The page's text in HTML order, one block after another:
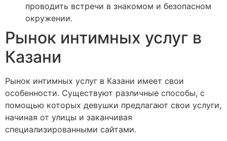
проводить встречи в знакомом и безопасном
окружении.
Рынок интимных услуг в
Казани
Рынок интимных услуг в Казани имеет свои
особенности. Существуют различные способы, с
помощью которых девушки предлагают свои услуги,
начиная от улицы и заканчивая
специализированными сайтами.